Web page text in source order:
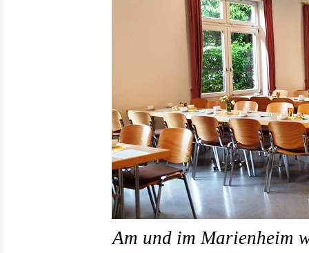
Am und im Marienheim